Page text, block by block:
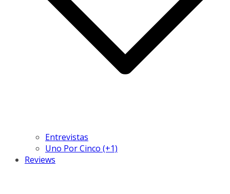
Entrevistas
Uno Por Cinco (+1)
Reviews